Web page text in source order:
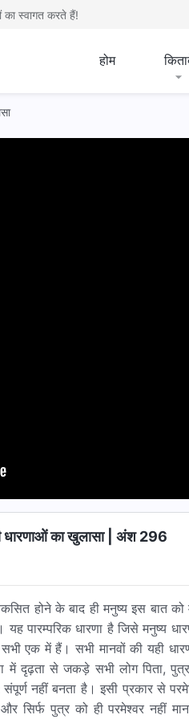
स्वागत करते हैं!
होम
धारणाओं का खुलासा | अंश 296
होने के बाद ही मनुष्य इस बात
पारम्परिक धारणा है जिसे मनुष्य
एक में हैं। सभी मानवों की यही
में दृढ़ता से जकड़े सभी लोग पिता,
संपूर्ण नहीं बनता है। इसी प्रकार से
सिर्फ पुत्र को ही परमेश्वर नहीं